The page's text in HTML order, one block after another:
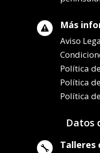
 Más
Aviso
Política
Política
Política
Datos
 Talleres